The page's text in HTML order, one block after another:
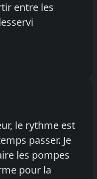
entre les
le rythme est
passer. Je
les pompes
pour la